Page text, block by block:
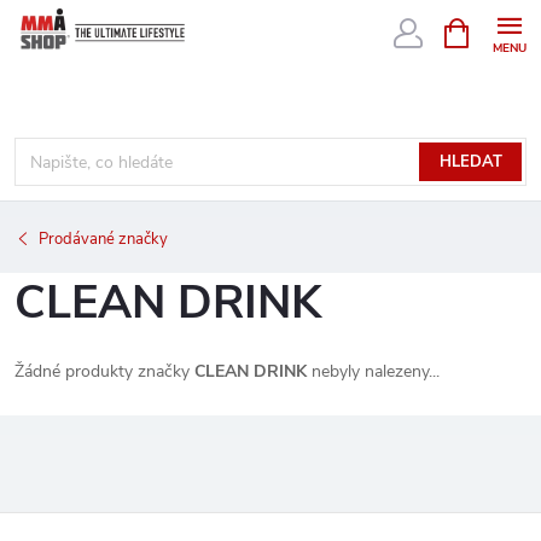
Přejít
HLEDAT
NÁKUPNÍ
KOŠÍK
Prodávané značky
CLEAN DRINK
Žádné produkty značky CLEAN DRINKnebyly nalezeny...